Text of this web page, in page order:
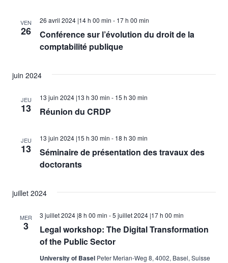
VEN
26
Conférence sur l’évolution du droit de la
comptabilité publique
26 avril 2024 |14 h 00 min - 17 h 00 min
juin 2024
JEU
13 Réunion du CRDP
13 juin 2024 |13 h 30 min - 15 h 30 min
JEU
13
Séminaire de présentation des travaux des
doctorants
13 juin 2024 |15 h 30 min - 18 h 30 min
juillet 2024
MER
3
Legal workshop: The Digital Transformation
of the Public Sector
3 juillet 2024 |8 h 00 min -5 juillet 2024 |17 h 00 min
University of Basel Peter Merian-Weg 8, 4002, Basel, Suisse